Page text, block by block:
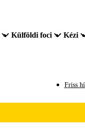
Külföldi foci Kézi
Friss